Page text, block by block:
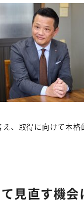
、取得に向けて本格
見直す機会